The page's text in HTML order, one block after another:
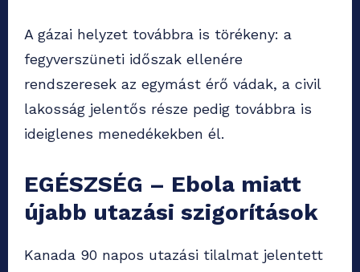
A gázai helyzet továbbra is törékeny: a
fegyverszüneti időszak ellenére
rendszeresek az egymást érő vádak, a civil
lakosság jelentős része pedig továbbra is
ideiglenes menedékekben él.
EGÉSZSÉG – Ebola miatt
újabb utazási szigorítások
Kanada 90 napos utazási tilalmat jelentett